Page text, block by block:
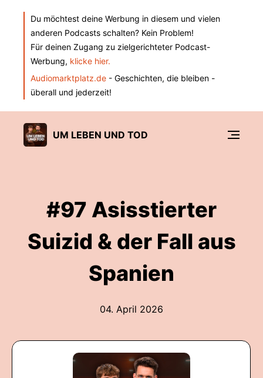
Du möchtest deine Werbung in diesem und vielen
anderen Podcasts schalten? Kein Problem!
Für deinen Zugang zu zielgerichteter Podcast-
Werbung, klicke hier.
Audiomarktplatz.de - Geschichten, die bleiben -
überall und jederzeit!
UM LEBEN UND TOD
#97 Asisstierter
Suizid & der Fall aus
Spanien
04. April 2026